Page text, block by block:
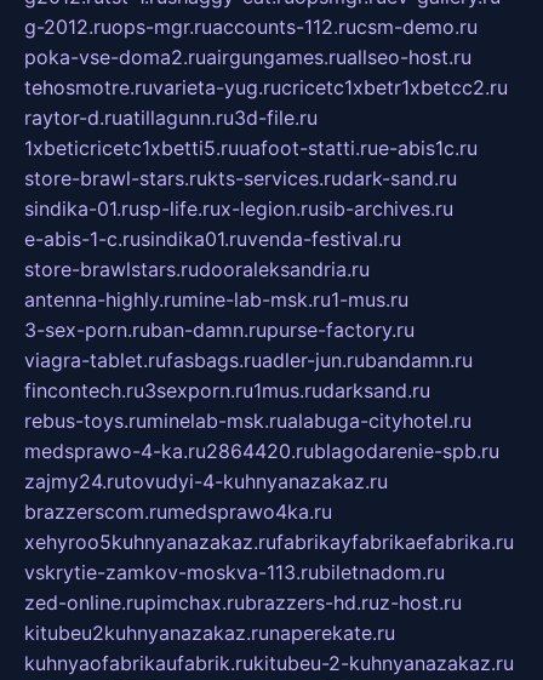
g-2012.ruops-mgr.ruaccounts-112.rucsm-demo.ru
poka-vse-doma2.ruairgungames.ruallseo-host.ru
tehosmotre.ruvarieta-yug.rucricetc1xbetr1xbetcc2.ru
raytor-d.ruatillagunn.ru3d-file.ru
1xbeticricetc1xbetti5.ruuafoot-statti.rue-abis1c.ru
store-brawl-stars.rukts-services.rudark-sand.ru
sindika-01.rusp-life.rux-legion.rusib-archives.ru
e-abis-1-c.rusindika01.ruvenda-festival.ru
store-brawlstars.rudooraleksandria.ru
antenna-highly.rumine-lab-msk.ru1-mus.ru
3-sex-porn.ruban-damn.rupurse-factory.ru
viagra-tablet.rufasbags.ruadler-jun.rubandamn.ru
fincontech.ru3sexporn.ru1mus.rudarksand.ru
rebus-toys.ruminelab-msk.rualabuga-cityhotel.ru
medsprawo-4-ka.ru2864420.rublagodarenie-spb.ru
zajmy24.rutovudyi-4-kuhnyanazakaz.ru
brazzerscom.rumedsprawo4ka.ru
xehyroo5kuhnyanazakaz.rufabrikayfabrikaefabrika.ru
vskrytie-zamkov-moskva-113.rubiletnadom.ru
zed-online.rupimchax.rubrazzers-hd.ruz-host.ru
kitubeu2kuhnyanazakaz.runaperekate.ru
kuhnyaofabrikaufabrik.rukitubeu-2-kuhnyanazakaz.ru